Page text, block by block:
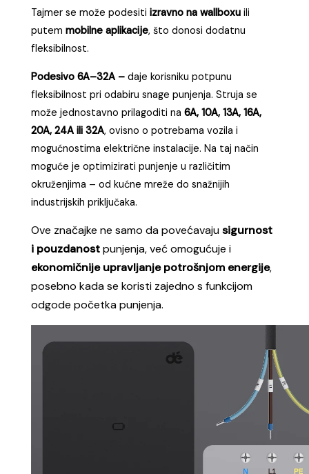
Tajmer se može podesitiizravno na wallboxu ili
putemmobilne aplikacije, što donosi dodatnu
fleksibilnost.
Podesivo 6A–32A –daje korisniku potpunu
fleksibilnost pri odabiru snage punjenja. Struja se
može jednostavno prilagoditi na6A, 10A, 13A, 16A,
20A, 24A ili 32A, ovisno o potrebama vozila i
mogućnostima električne instalacije. Na taj način
moguće je optimizirati punjenje u različitim
okruženjima – od kućne mreže do snažnijih
industrijskih priključaka.
Ove značajke ne samo da povećavajusigurnost
i pouzdanostpunjenja, već omogućuje i
ekonomičnije upravljanje potrošnjom energije,
posebno kada se koristi zajedno s funkcijom
odgode početka punjenja.